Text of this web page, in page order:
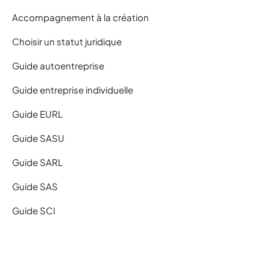
Accompagnement à la création
Choisir un statut juridique
Guide autoentreprise
Guide entreprise individuelle
Guide EURL
Guide SASU
Guide SARL
Guide SAS
Guide SCI